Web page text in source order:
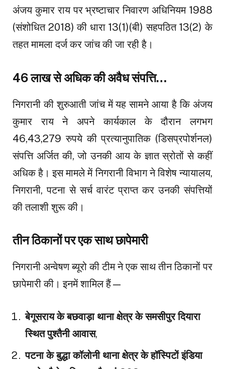
अंजय कुमार राय पर भ्रष्टाचार निवारण अधिनियम 1988
(संशोधित 2018) की धारा 13(1)(बी) सहपठित 13(2) के
तहत मामला दर्ज कर जांच की जा रही है।
46 लाख से अधिक की अवैध संपत्ति…
निगरानी की शुरुआती जांच में यह सामने आया है कि अंजय
कुमार राय ने अपने कार्यकाल के दौरान लगभग
46,43,279 रुपये की प्रत्यानुपातिक (डिसप्रपोर्शनल)
संपत्ति अर्जित की, जो उनकी आय के ज्ञात स्रोतों से कहीं
अधिक है। इस मामले में निगरानी विभाग ने विशेष न्यायालय,
निगरानी, पटना से सर्च वारंट प्राप्त कर उनकी संपत्तियों
की तलाशी शुरू की।
तीन ठिकानों पर एक साथ छापेमारी
निगरानी अन्वेषण ब्यूरो की टीम ने एक साथ तीन ठिकानों पर
छापेमारी की। इनमें शामिल हैं—
बेगूसराय के बछवाड़ा थाना क्षेत्र के समसीपुर दियारा
स्थित पुश्तैनी आवास,
पटना के बुद्धा कॉलोनी थाना क्षेत्र के हॉस्पिटों इंडिया